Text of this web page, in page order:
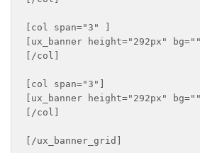
[col span="3" ]
[ux_banner height="292px"
[/col]
[col span="3"]
[ux_banner height="292px"
[/col]
[/ux_banner_grid]